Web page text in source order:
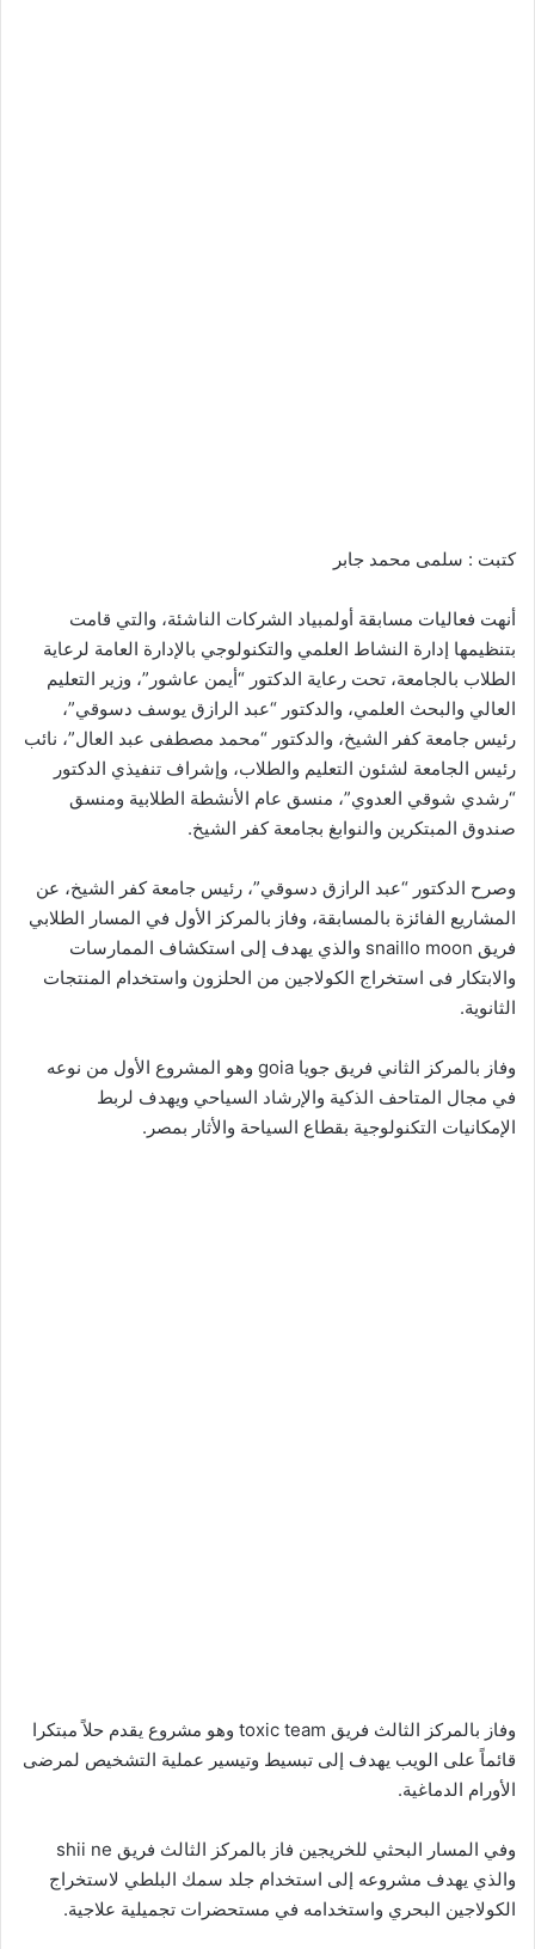
كتبت : سلمى محمد جابر
أنهت فعاليات مسابقة أولمبياد الشركات الناشئة، والتي قامت
بتنظيمها إدارة النشاط العلمي والتكنولوجي بالإدارة العامة لرعاية
الطلاب بالجامعة، تحت رعاية الدكتور “أيمن عاشور”، وزير التعليم
العالي والبحث العلمي، والدكتور “عبد الرازق يوسف دسوقي”،
رئيس جامعة كفر الشيخ، والدكتور “محمد مصطفى عبد العال”، نائب
رئيس الجامعة لشئون التعليم والطلاب، وإشراف تنفيذي الدكتور
“رشدي شوقي العدوي”، منسق عام الأنشطة الطلابية ومنسق
صندوق المبتكرين والنوابغ بجامعة كفر الشيخ.
وصرح الدكتور “عبد الرازق دسوقي”، رئيس جامعة كفر الشيخ، عن
المشاريع الفائزة بالمسابقة، وفاز بالمركز الأول في المسار الطلابي
فريق snaillo moon والذي يهدف إلى استكشاف الممارسات
والابتكار فى استخراج الكولاجين من الحلزون واستخدام المنتجات
الثانوية.
وفاز بالمركز الثاني فريق جويا goia وهو المشروع الأول من نوعه
في مجال المتاحف الذكية والإرشاد السياحي ويهدف لربط
الإمكانيات التكنولوجية بقطاع السياحة والأثار بمصر.
وفاز بالمركز الثالث فريق toxic team وهو مشروع يقدم حلاً مبتكرا
قائماً على الويب يهدف إلى تبسيط وتيسير عملية التشخيص لمرضى
الأورام الدماغية.
وفي المسار البحثي للخريجين فاز بالمركز الثالث فريق shii ne
والذي يهدف مشروعه إلى استخدام جلد سمك البلطي لاستخراج
الكولاجين البحري واستخدامه في مستحضرات تجميلية علاجية.